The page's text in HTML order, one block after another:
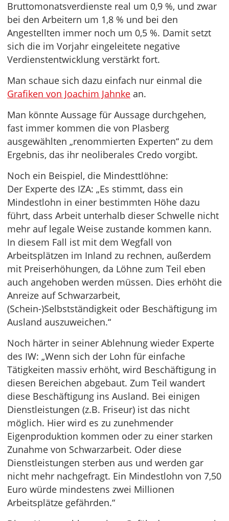
Bruttomonatsverdienste real um 0,9 %, und zwar
bei den Arbeitern um 1,8 % und bei den
Angestellten immer noch um 0,5 %. Damit setzt
sich die im Vorjahr eingeleitete negative
Verdienstentwicklung verstärkt fort.
Man schaue sich dazu einfach nur einmal die
Grafiken von Joachim Jahnke an.
Man könnte Aussage für Aussage durchgehen,
fast immer kommen die von Plasberg
ausgewählten „renommierten Experten“ zu dem
Ergebnis, das ihr neoliberales Credo vorgibt.
Noch ein Beispiel, die Mindesttlöhne:
Der Experte des IZA: „Es stimmt, dass ein
Mindestlohn in einer bestimmten Höhe dazu
führt, dass Arbeit unterhalb dieser Schwelle nicht
mehr auf legale Weise zustande kommen kann.
In diesem Fall ist mit dem Wegfall von
Arbeitsplätzen im Inland zu rechnen, außerdem
mit Preiserhöhungen, da Löhne zum Teil eben
auch angehoben werden müssen. Dies erhöht die
Anreize auf Schwarzarbeit,
(Schein-)Selbstständigkeit oder Beschäftigung im
Ausland auszuweichen.“
Noch härter in seiner Ablehnung wieder Experte
des IW: „Wenn sich der Lohn für einfache
Tätigkeiten massiv erhöht, wird Beschäftigung in
diesen Bereichen abgebaut. Zum Teil wandert
diese Beschäftigung ins Ausland. Bei einigen
Dienstleistungen (z.B. Friseur) ist das nicht
möglich. Hier wird es zu zunehmender
Eigenproduktion kommen oder zu einer starken
Zunahme von Schwarzarbeit. Oder diese
Dienstleistungen sterben aus und werden gar
nicht mehr nachgefragt. Ein Mindestlohn von 7,50
Euro würde mindestens zwei Millionen
Arbeitsplätze gefährden.“